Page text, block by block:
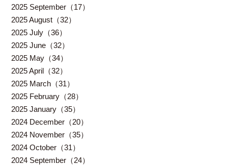
2025 September（17）
2025 August（32）
2025 July（36）
2025 June（32）
2025 May（34）
2025 April（32）
2025 March（31）
2025 February（28）
2025 January（35）
2024 December（20）
2024 November（35）
2024 October（31）
2024 September（24）